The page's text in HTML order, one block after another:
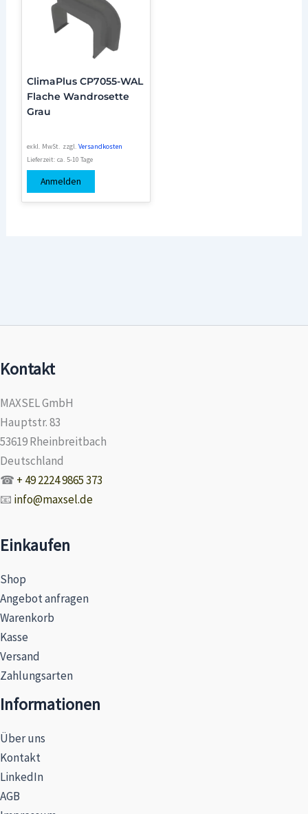
ClimaPlus CP7055-WAL
Flache Wandrosette
Grau
exkl. MwSt. zzgl.Versandkosten
Lieferzeit:ca. 5-10 Tage
Anmelden
Kontakt
MAXSEL GmbH
Hauptstr. 83
53619 Rheinbreitbach
Deutschland
☎ + 49 2224 9865 373
📧 info@maxsel.de
Einkaufen
Shop
Angebot anfragen
Warenkorb
Kasse
Versand
Zahlungsarten
Informationen
Über uns
Kontakt
LinkedIn
AGB